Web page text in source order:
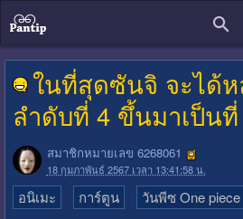
ในที่สุดซันจิ จะได้
ลำดับที่ 4 ขึ้นมาเป็นที่
สมาชิกหมายเลข 6268061
18 กุมภาพันธ์ 2567 เวลา 13:41:58 น.
อนิเมะ การ์ตูน วันพีซ One piece